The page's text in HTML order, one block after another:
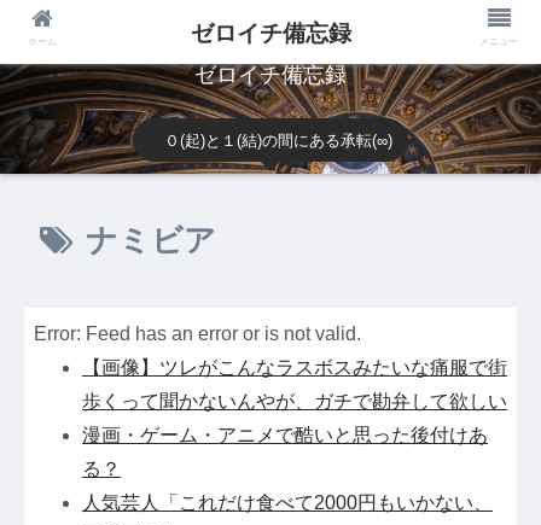
ゼロイチ備忘録
０(起)と１(結)の間にある承転(∞)
ナミビア
Error: Feed has an error or is not valid.
【画像】ツレがこんなラスボスみたいな痛服で街
歩くって聞かないんやが、ガチで勘弁して欲しい
漫画・ゲーム・アニメで酷いと思った後付けあ
る？
人気芸人「これだけ食べて2000円もいかない、
ホーム ゼロイチ備忘録 メニュー